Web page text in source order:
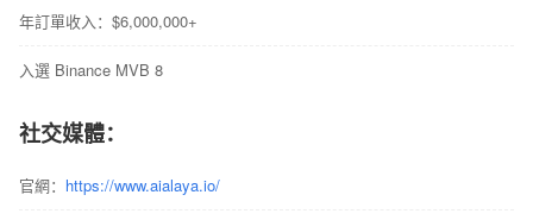
年訂單收入：$6,000,000+
入選 Binance MVB 8
社交媒體：
官網： https://www.aialaya.io/